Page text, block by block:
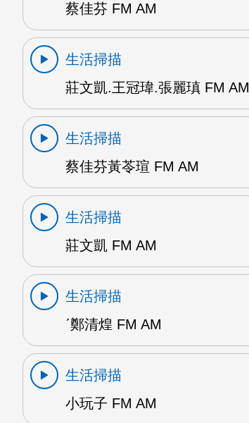
蔡佳芬 FM AM
生活掃描
莊文凱.王冠瑋.張麗瑱 FM AM
生活掃描
蔡佳芬黃苓瑄 FM AM
生活掃描
莊文凱 FM AM
生活掃描
ˊ鄭清煌 FM AM
生活掃描
小玩子 FM AM